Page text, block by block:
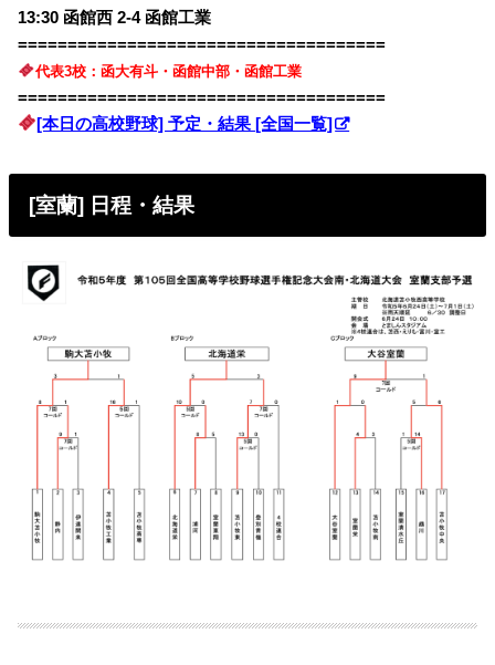
13:30 函館西 2-4 函館工業
=====================================
代表3校：函大有斗・函館中部・函館工業
=====================================
[本日の高校野球] 予定・結果 [全国一覧]
[室蘭] 日程・結果